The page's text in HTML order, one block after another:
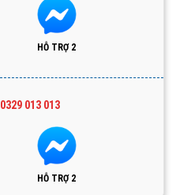
HỖ TRỢ 2
0329 013 013
HỖ TRỢ 2